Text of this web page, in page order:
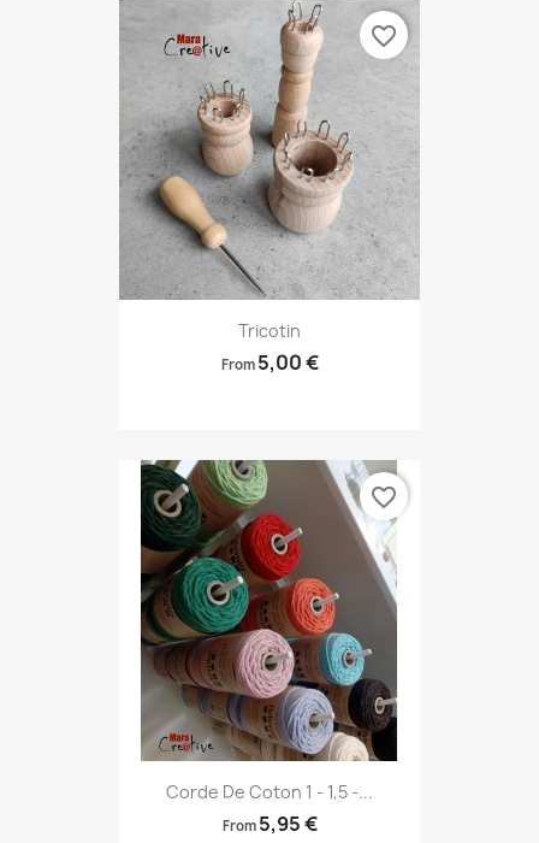
Tricotin
From 5,00 €
favorite_border
Corde De Coton 1 - 1,5 -...
From 5,95 €
favorite_border